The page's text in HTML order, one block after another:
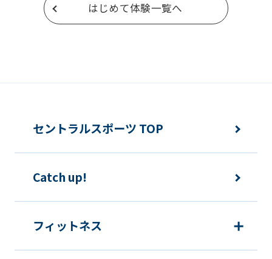
はじめて体験一覧へ
セントラルスポーツ TOP
Catch up!
フィットネス